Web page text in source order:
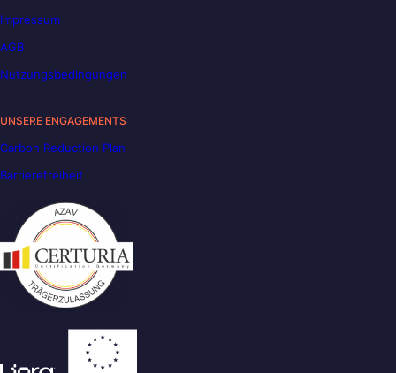
Impressum
AGB
Nutzungsbedingungen
UNSERE ENGAGEMENTS
Carbon Reduction Plan
Barrierefreiheit